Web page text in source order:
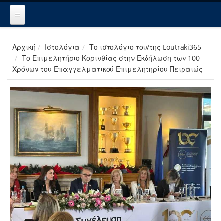
Αρχική Ιστολόγια
Το ιστολόγιο του/της Loutraki365
Το Επιμελητήριο Κορινθίας στην Εκδήλωση των 100
Χρόνων του Επαγγελματικού Επιμελητηρίου Πειραιώς